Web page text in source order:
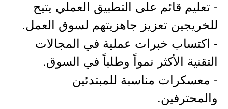
- تعليم قائم على التطبيق العملي يتيح
للخريجين تعزيز جاهزيتهم لسوق العمل.
- اكتساب خبرات عملية في المجالات
التقنية الأكثر نمواً وطلباً في السوق.
- معسكرات مناسبة للمبتدئين
والمحترفين.